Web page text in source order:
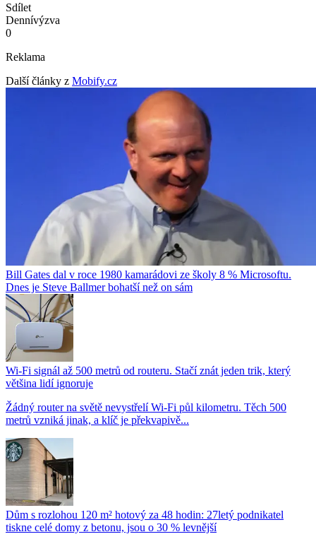
Sdílet
Dennívýzva
0
Reklama
Další články z Mobify.cz
Bill Gates dal v roce 1980 kamarádovi ze školy 8 % Microsoftu.
Dnes je Steve Ballmer bohatší než on sám
Wi-Fi signál až 500 metrů od routeru. Stačí znát jeden trik, který
většina lidí ignoruje
Žádný router na světě nevystřelí Wi-Fi půl kilometru. Těch 500
metrů vzniká jinak, a klíč je překvapivě...
Dům s rozlohou 120 m² hotový za 48 hodin: 27letý podnikatel
tiskne celé domy z betonu, jsou o 30 % levnější